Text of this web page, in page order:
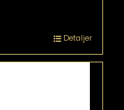
Detaljer